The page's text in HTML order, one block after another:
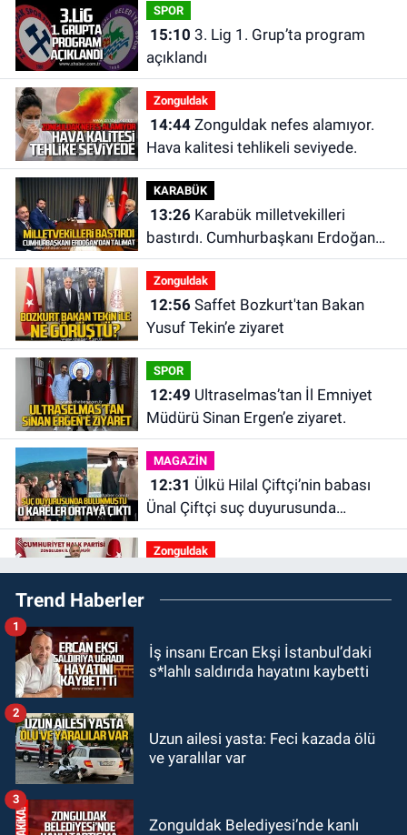
SPOR
15:10
açıklandı
Zonguldak
14:44Zonguldak nefes alamıyor.
Hava kalitesi tehlikeli seviyede.
KARABÜK
13:26Karabük milletvekilleri
bastırdı. Cumhurbaşkanı Erdoğan
talimat verdi
Zonguldak
12:56Saffet Bozkurt'tan Bakan
Yusuf Tekin’e ziyaret
SPOR
12:49
Müdürü Sinan Ergen’e ziyaret.
MAGAZİN
12:31
Ünal Çiftçi suç duyurusunda
bulundu. Birlikte çekilen kareler
ortaya çıktı.
Zonguldak
12:00Olcay Can görevine resmen
başladı.
10:51
10:00Dışarıdakiler: Bir Zamanlar
GÜNDEM
Trend Haberler
İş insanı Ercan Ekşi İstanbul’daki
s*lahlı saldırıda hayatını kaybetti
1
Uzun ailesi yasta: Feci kazada ölü
ve yaralılar var
2
Zonguldak Belediyesi’nde kanlı
3